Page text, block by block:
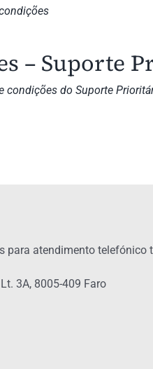
– Suporte
condições do Suporte
para atendimento telefónico
3A, 8005-409 Faro